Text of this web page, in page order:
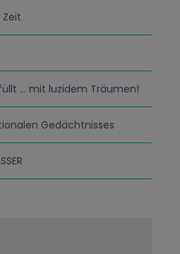
… mit luzidem Träumen!
Gedächtnisses